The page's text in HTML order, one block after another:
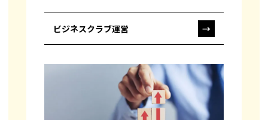
ビジネスクラブ運営 →